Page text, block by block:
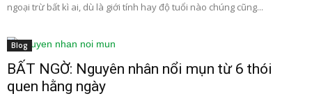
ngoại trừ bất kì ai, dù là giới tính hay độ tuổi nào chúng cũng...
Blog
BẤT NGỜ: Nguyên nhân nổi mụn từ 6 thói
quen hằng ngày